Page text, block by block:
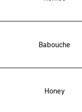
Babouche
Honey